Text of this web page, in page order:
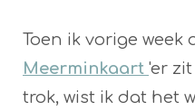
Toen ik vorige week
Meerminkaart 'er
trok, wist ik dat het